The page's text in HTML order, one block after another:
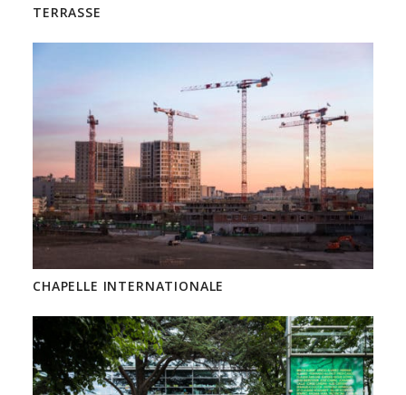
TERRASSE
CHAPELLE INTERNATIONALE